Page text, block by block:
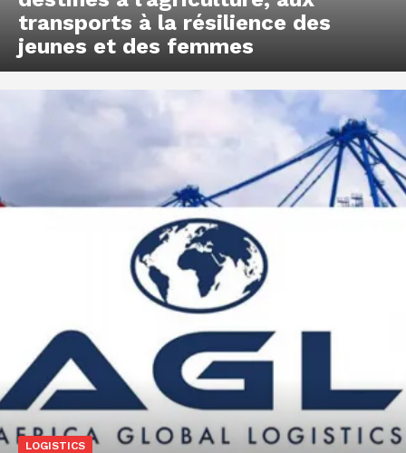
transports à la résilience des
jeunes et des femmes
LOGISTICS